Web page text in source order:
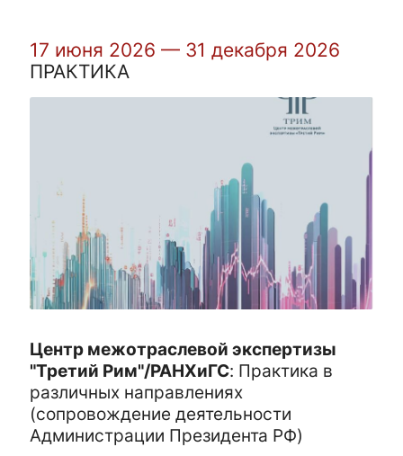
17 июня 2026 — 31 декабря 2026
ПРАКТИКА
Центр межотраслевой экспертизы
"Третий Рим"/РАНХиГС: Практика в
различных направлениях
(сопровождение деятельности
Администрации Президента РФ)